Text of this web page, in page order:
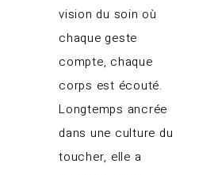
vision du soin où
chaque geste
compte, chaque
corps est écouté.
Longtemps ancrée
dans une culture du
toucher, elle a